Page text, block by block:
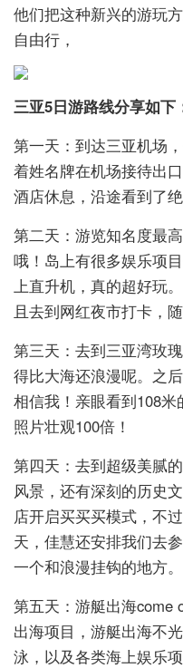
他们把这种新兴的游玩
自由行，
三亚5日游路线分享如下
第一天：到达三亚机场
着姓名牌在机场接待出
酒店休息，沿途看到了绝
第二天：游览知名度最
哦！岛上有很多娱乐项
上直升机，真的超好玩
且去到网红夜市打卡，
第三天：去到三亚湾玫
得比大海还浪漫呢。之
相信我！亲眼看到108
照片壮观100倍！
第四天：去到超级美腻
风景，还有深刻的历史
店开启买买买模式，不
天，佳慧还安排我们去
一个和浪漫挂钩的地方。
第五天：游艇出海come
出海项目，游艇出海不
泳，以及各类海上娱乐